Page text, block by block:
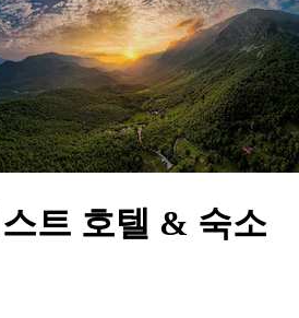
트 호텔 & 숙소